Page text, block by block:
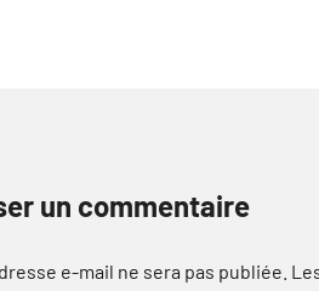
un commentaire
e-mail ne sera pas publiée.